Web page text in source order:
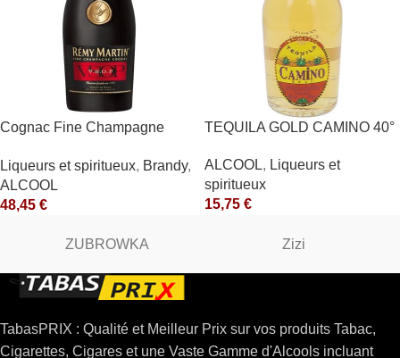
Cognac Fine Champagne
Liqueurs et spiritueux, Brandy,
ALCOOL
48,45 €
TEQUILA GOLD CAMINO 40°
ALCOOL, Liqueurs et
spiritueux
15,75 €
ZUBROWKA Zizi
TabasPRIX : Qualité et Meilleur Prix sur vos produits Tabac,
Cigarettes, Cigares et une Vaste Gamme d'Alcools incluant